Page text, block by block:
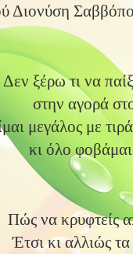
Διονύση
Δεν ξέρω τι να
στην αγορά
μεγάλος με
κι όλο
Πώς να κρυφτείς
Έτσι κι αλλιώς